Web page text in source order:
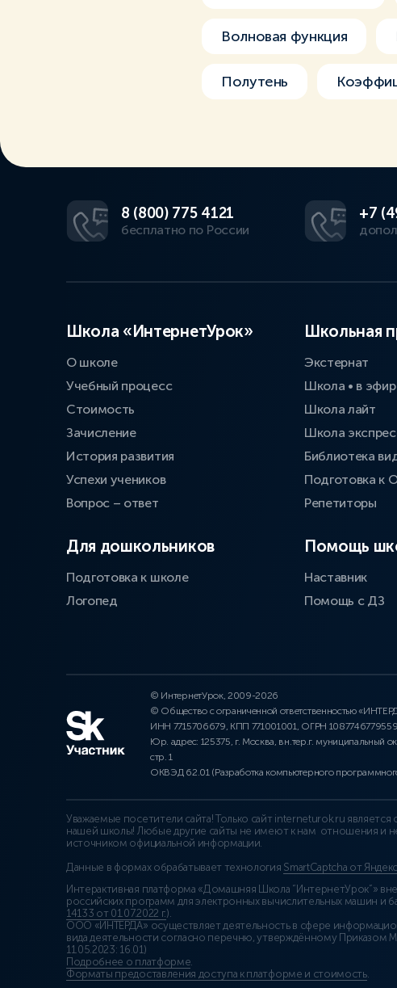
Волновая функция
Полутень
8 (800) 775 4121
бесплатно по России
+7
Школа «ИнтернетУрок»
О школе
Учебный процесс
Стоимость
Зачисление
История развития
Успехи учеников
Вопрос – ответ
Для дошкольников
Подготовка к школе
Логопед
Школьная
Экстернат
Школа • в
Школа лайт
Школа
Библиотека
Подготовка к
Репетиторы
Помощь
Наставник
Помощь с ДЗ
© ИнтернетУрок, 2009-2026
© Общество с ограниченной ответственностью
ИНН 7715706679, КПП 771001001, ОГРН 1087746779559
Юр. адрес: 125375, г. Москва, вн.тер.г. муниципальный
стр. 1
ОКВЭД 62.01 (Разработка компьютерного
Уважаемые посетители сайта! Только сайт interneturok.ru
нашей школы! Любые другие сайты не имеют к нам отношения и
источником официальной информации.
Данные в формах обрабатывает технология SmartCaptcha от Яндекс
Интерактивная платформа «Домашняя Школа “ИнтернетУрок”»
российских программ для электронных вычислительных машин и
14133 от 01.07.2022 г.).
ООО «ИНТЕРДА» осуществляет деятельность в сфере
вида деятельности согласно перечню, утверждённому
11.05.2023: 16.01)
Подробнее о платформе.
Форматы предоставления доступа к платформе и стоимость.